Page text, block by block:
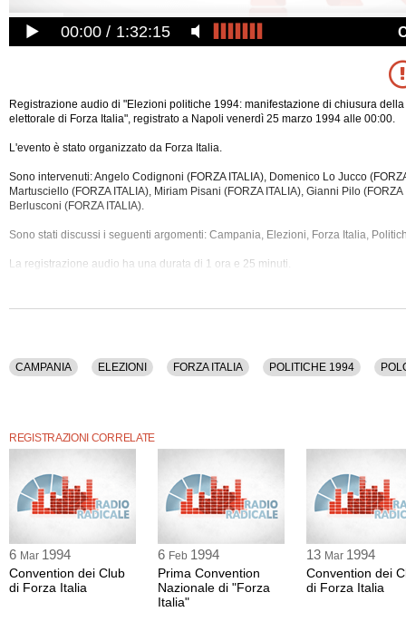
00:00 1:32:15
Registrazione audio di "Elezioni politiche 1994: manifestazione di chiusura
elettorale di Forza Italia", registrato a Napoli venerdì 25 marzo 1994 alle 00:00.
L'evento è stato organizzato da Forza Italia.
Sono intervenuti: Angelo Codignoni (FORZA ITALIA), Domenico Lo Jucco
Martusciello (FORZA ITALIA), Miriam Pisani (FORZA ITALIA), Gianni Pilo (FORZA
Berlusconi (FORZA ITALIA).
Sono stati discussi i seguenti argomenti: Campania, Elezioni, Forza Italia,
La registrazione audio ha una durata di 1 ora e 25 minuti.
CAMPANIA ELEZIONI FORZA ITALIA POLITICHE 1994
REGISTRAZIONI CORRELATE
6 Mar 1994
Convention dei Club
di Forza Italia
6 Feb 1994
Prima Convention
Nazionale di "Forza
Italia"
13 Mar 1994
Convention dei
di Forza Italia